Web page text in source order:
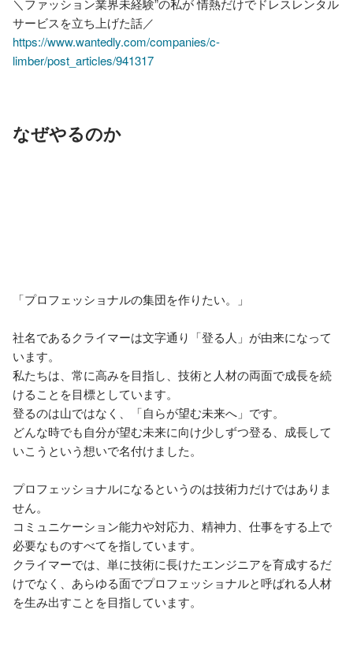
＼ファッション業界未経験”の私が 情熱だけでドレスレンタル
https://www.wantedly.com/companies/c-
limber/post_articles/941317
なぜやるのか
「プロフェッショナルの集団を作りたい。」
社名であるクライマーは文字通り「登る人」が由来になって
います。
私たちは、常に高みを目指し、技術と人材の両面で成長を続
けることを目標としています。
登るのは山ではなく、「自らが望む未来へ」です。
どんな時でも自分が望む未来に向け少しずつ登る、成長して
いこうという想いで名付けました。
プロフェッショナルになるというのは技術力だけではありま
せん。
コミュニケーション能力や対応力、精神力、仕事をする上で
必要なものすべてを指しています。
クライマーでは、単に技術に長けたエンジニアを育成するだ
けでなく、あらゆる面でプロフェッショナルと呼ばれる人材
を生み出すことを目指しています。